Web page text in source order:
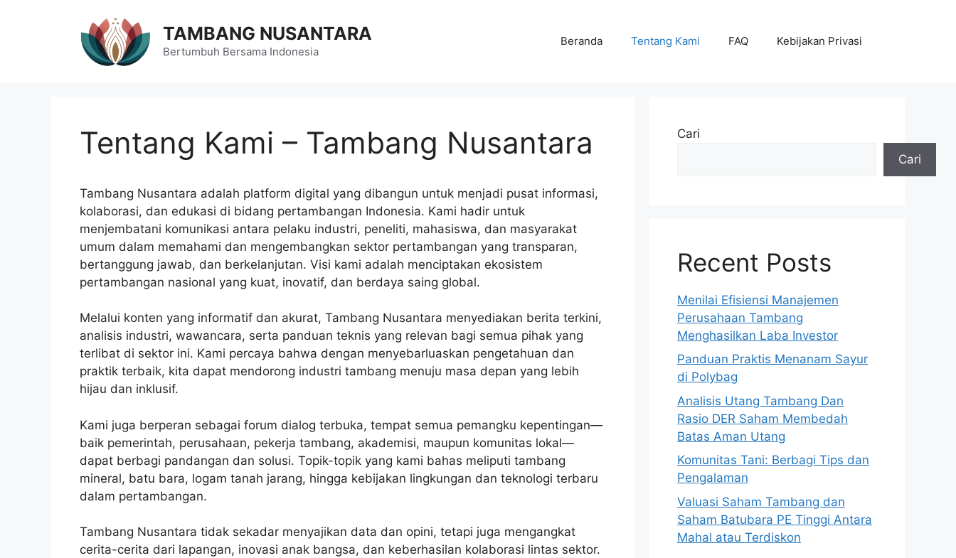
TAMBANG NUSANTARA
Bertumbuh Bersama Indonesia
Beranda Tentang Kami FAQ Kebijakan Privasi
Tentang Kami – Tambang Nusantara
Tambang Nusantara adalah platform digital yang dibangun untuk menjadi pusat informasi,
kolaborasi, dan edukasi di bidang pertambangan Indonesia. Kami hadir untuk
menjembatani komunikasi antara pelaku industri, peneliti, mahasiswa, dan masyarakat
umum dalam memahami dan mengembangkan sektor pertambangan yang transparan,
bertanggung jawab, dan berkelanjutan. Visi kami adalah menciptakan ekosistem
pertambangan nasional yang kuat, inovatif, dan berdaya saing global.
Melalui konten yang informatif dan akurat, Tambang Nusantara menyediakan berita terkini,
analisis industri, wawancara, serta panduan teknis yang relevan bagi semua pihak yang
terlibat di sektor ini. Kami percaya bahwa dengan menyebarluaskan pengetahuan dan
praktik terbaik, kita dapat mendorong industri tambang menuju masa depan yang lebih
hijau dan inklusif.
Kami juga berperan sebagai forum dialog terbuka, tempat semua pemangku kepentingan—
baik pemerintah, perusahaan, pekerja tambang, akademisi, maupun komunitas lokal—
dapat berbagi pandangan dan solusi. Topik-topik yang kami bahas meliputi tambang
mineral, batu bara, logam tanah jarang, hingga kebijakan lingkungan dan teknologi terbaru
dalam pertambangan.
Tambang Nusantara tidak sekadar menyajikan data dan opini, tetapi juga mengangkat
cerita-cerita dari lapangan, inovasi anak bangsa, dan keberhasilan kolaborasi lintas sektor.
Cari
Cari
Recent Posts
Menilai Efisiensi Manajemen
Perusahaan Tambang
Menghasilkan Laba Investor
Panduan Praktis Menanam Sayur
di Polybag
Analisis Utang Tambang Dan
Rasio DER Saham Membedah
Batas Aman Utang
Komunitas Tani: Berbagi Tips dan
Pengalaman
Valuasi Saham Tambang dan
Saham Batubara PE Tinggi Antara
Mahal atau Terdiskon